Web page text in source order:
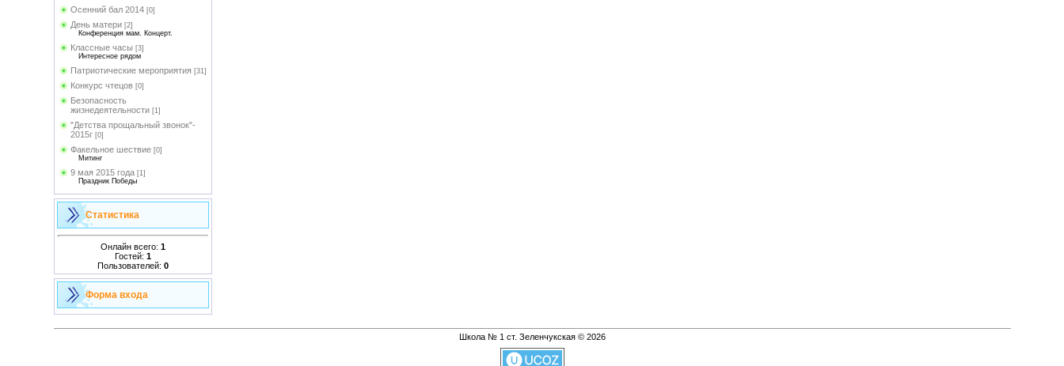
Осенний бал 2014 [0]
День матери [2]
Конференция мам. Концерт.
Классные часы [3]
Интересное рядом
Патриотические мероприятия [31]
Конкурс чтецов [0]
Безопасность
жизнедеятельности [1]
"Детства прощальный звонок"-
2015г [0]
Факельное шествие [0]
Митинг
9 мая 2015 года [1]
Праздник Победы
Статистика
Онлайн всего: 1
Гостей: 1
Пользователей: 0
Форма входа
Школа № 1 ст. Зеленчукская © 2026